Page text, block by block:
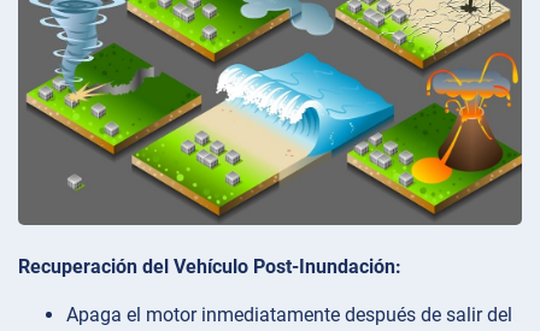
Recuperación del Vehículo Post-Inundación:
Apaga el motor inmediatamente después de salir del